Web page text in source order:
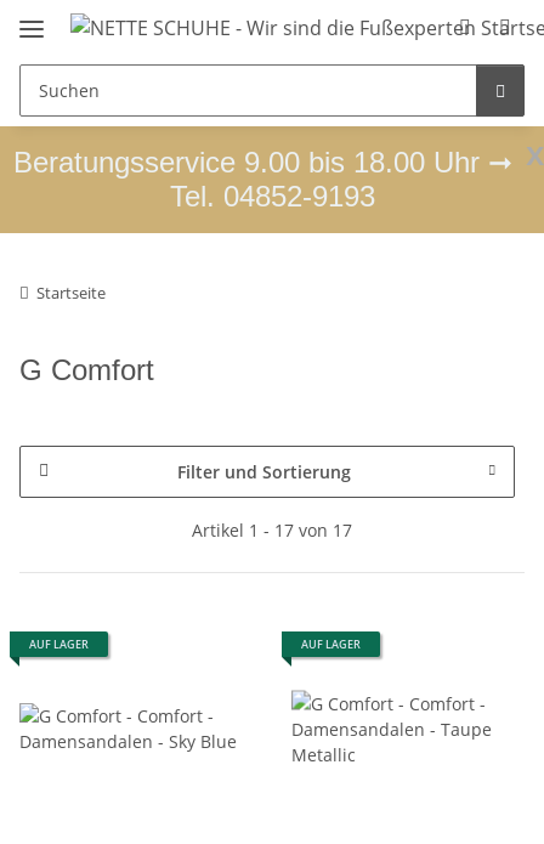
x
Beratungsservice 9.00 bis 18.00 Uhr ➞
Tel. 04852-9193
Startseite
G Comfort
Filter und Sortierung
Artikel 1 - 17 von 17
AUF LAGER AUF LAGER